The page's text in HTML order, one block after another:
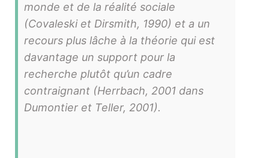
monde et de la réalité sociale
(Covaleski et Dirsmith, 1990) et a un
recours plus lâche à la théorie qui est
davantage un support pour la
recherche plutôt qu’un cadre
contraignant (Herrbach, 2001 dans
Dumontier et Teller, 2001).